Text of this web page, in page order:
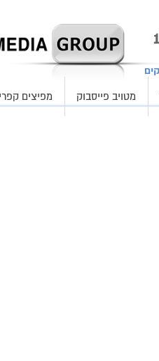
מטויב פייסבוק מפיצים